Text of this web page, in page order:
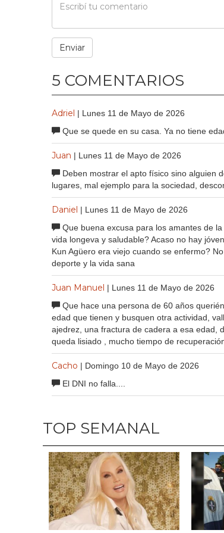
5 COMENTARIOS
Adriel | Lunes 11 de Mayo de 2026
Que se quede en su casa. Ya no tiene
Juan | Lunes 11 de Mayo de 2026
Deben mostrar el apto físico sino alguien
lugares, mal ejemplo para la sociedad,
Daniel | Lunes 11 de Mayo de 2026
Que buena excusa para los amantes de
vida longeva y saludable? Acaso no hay
Kun Agüero era viejo cuando se enfermo?
deporte y la vida sana
Juan Manuel | Lunes 11 de Mayo de 2026
Que hace una persona de 60 años
edad que tienen y busquen otra actividad,
ajedrez, una fractura de cadera a esa edad,
queda lisiado , mucho tiempo de
Cacho | Domingo 10 de Mayo de 2026
El DNI no falla....
TOP SEMANAL